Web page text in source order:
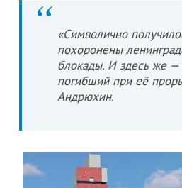
«Символично
похоронены
блокады. И здесь же —
погибший при её
Андрюхин.